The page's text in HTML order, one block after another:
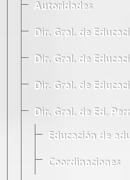
Autoridades
Dir. Gral. de
Dir. Gral. de
Dir. Gral. de
Dir. Gral. de Ed.
Educación de
Coordinaciones